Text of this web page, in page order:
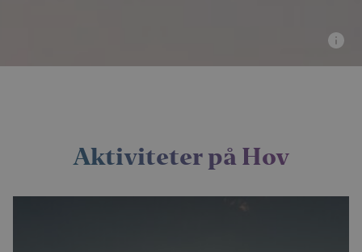
Aktiviteter på Hov